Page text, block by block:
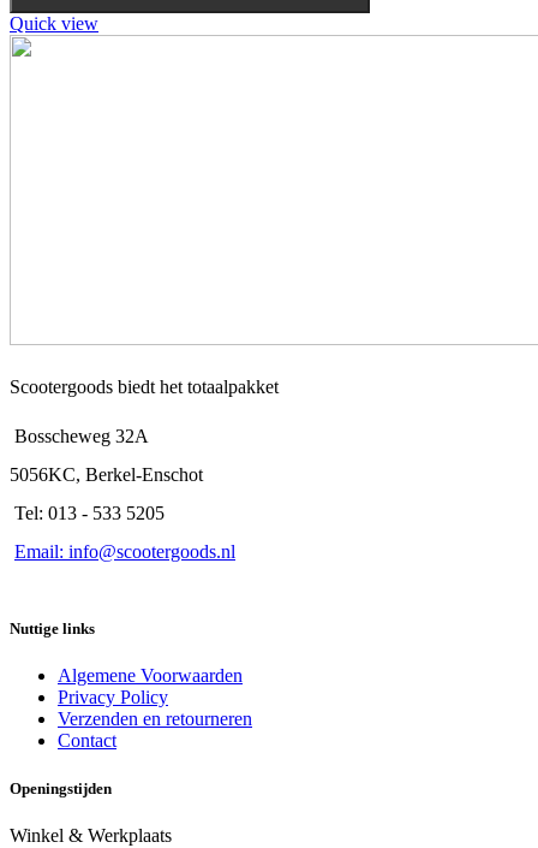
Quick view
Scootergoods biedt het totaalpakket
Bosscheweg 32A
5056KC, Berkel-Enschot
Tel: 013 - 533 5205
Email: info@scootergoods.nl
Nuttige links
Algemene Voorwaarden
Privacy Policy
Verzenden en retourneren
Contact
Openingstijden
Winkel & Werkplaats